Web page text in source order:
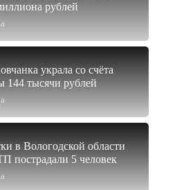
рублей
украла со счёта
144 тысячи рублей
в Вологодской области
пострадали 5 человек